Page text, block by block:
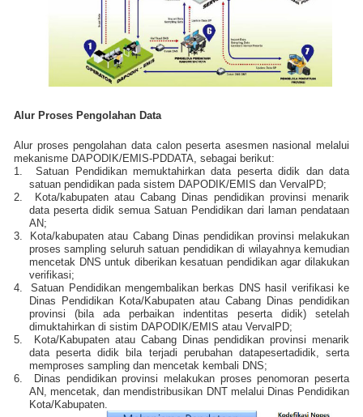
Alur Proses Pengolahan Data
Alur proses pengolahan data calon peserta asesmen nasional melalui
mekanisme DAPODIK/EMIS-PDDATA, sebagai berikut:
1.
Satuan Pendidikan memuktahirkan data peserta didik dan data
satuan pendidikan pada sistem DAPODIK/EMIS dan VervalPD;
2.
Kota/kabupaten atau Cabang Dinas pendidikan provinsi menarik
data peserta didik semua Satuan Pendidikan dari laman pendataan
AN;
3.
Kota/kabupaten atau Cabang Dinas pendidikan provinsi melakukan
proses sampling seluruh satuan pendidikan di wilayahnya kemudian
mencetak DNS untuk diberikan kesatuan pendidikan agar dilakukan
verifikasi;
4.
Satuan Pendidikan mengembalikan berkas DNS hasil verifikasi ke
Dinas Pendidikan Kota/Kabupaten atau Cabang Dinas pendidikan
provinsi (bila ada perbaikan indentitas peserta didik) setelah
dimuktahirkan di sistim DAPODIK/EMIS atau VervalPD;
5.
Kota/Kabupaten atau Cabang Dinas pendidikan provinsi menarik
data peserta didik bila terjadi perubahan datapesertadidik, serta
memproses sampling dan mencetak kembali DNS;
6.
Dinas pendidikan provinsi melakukan proses penomoran peserta
AN, mencetak, dan mendistribusikan DNT melalui Dinas Pendidikan
Kota/Kabupaten.